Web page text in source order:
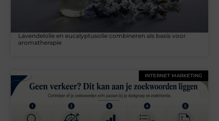
Lavendelolie en eucalyptusolie combineren als basis voor
aromatherapie
INTERNET MARKETING